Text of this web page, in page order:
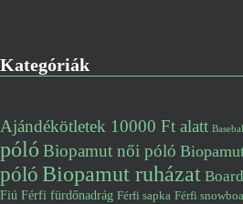
Kategóriák
Ajándékötletek 10000 Ft alatt
póló Biopamut női póló
pólóBiopamut ruházat
Fiú Férfi fürdőnadrág Férfi sapka Férfi